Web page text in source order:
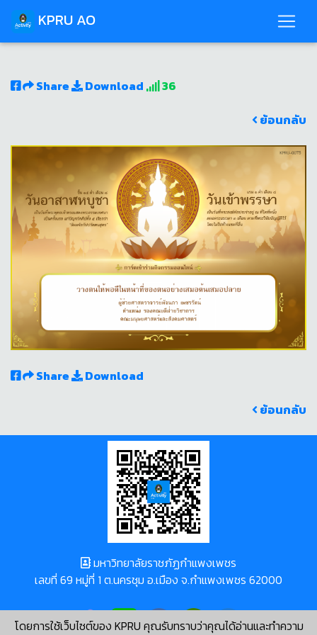
KPRU AO
Share Download
36
ย้อนกลับ
Share
Download
ย้อนกลับ
โดยการใช้เว็บไซต์ของ KPRU คุณรับทราบว่าคุณได้อ่านและทำความ
มหาวิทยาลัยราชภัฏกำแพงเพชร
เลขที่ 69 หมู่ที่ 1 ต.นครชุม อ.เมือง จ.กำแพงเพชร 62000